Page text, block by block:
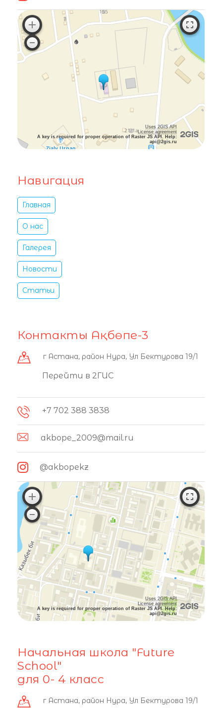
Uses 2GIS API
License agreement
A key is required for proper operation of Raster JS API. Help:
api@2gis.ru
Навигация
Главная
О нас
Галерея
Новости
Статьи
Контакты Ақбөпе-3
г Астана, район Нура, Ул Бектурова 19/1
Перейти в 2ГИС
+7 702 388 3838
akbope_2009@mail.ru
@akbopekz
Uses 2GIS API
License agreement
A key is required for proper operation of Raster JS API. Help:
api@2gis.ru
Начальная школа "Future
School"
для 0- 4 класс
г Астана, район Нура, Ул Бектурова 19/1